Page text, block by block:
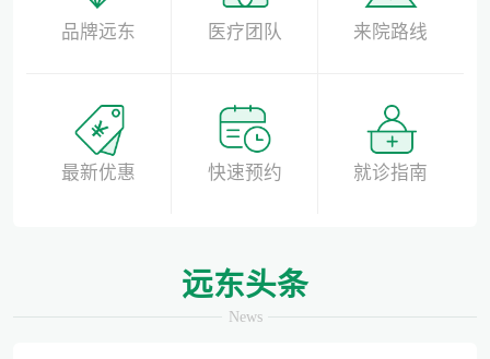
品牌远东 医疗团队 来院路线
最新优惠 快速预约 就诊指南
远东头条
News